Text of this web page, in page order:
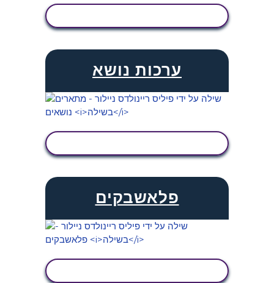
ערכות נושא
פלאשבקים